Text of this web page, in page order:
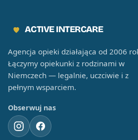
ACTIVE INTERCARE
Agencja opieki działająca od 2006
Łączymy opiekunki z rodzinami w
Niemczech — legalnie, uczciwie i z
pełnym wsparciem.
Obserwuj nas